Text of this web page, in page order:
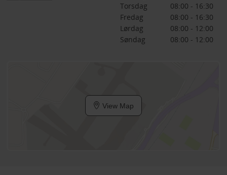
Torsdag
08:00 - 16:30
Fredag
08:00 - 16:30
Lørdag
08:00 - 12:00
Søndag
08:00 - 12:00
View Map